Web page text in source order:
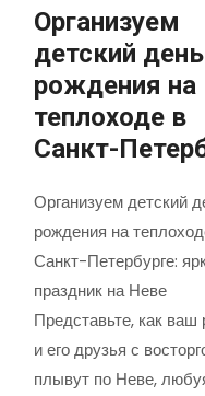
Организуем
детский день
рождения на
теплоходе в
Санкт-
Организуем детский
рождения на
Санкт-Петербурге:
праздник на Неве
Представьте, как ваш
и его друзья с
плывут по Неве,